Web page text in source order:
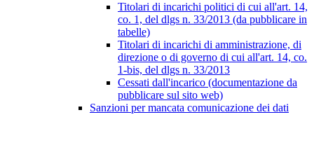
Titolari di incarichi politici di cui all'art. 14,
co. 1, del dlgs n. 33/2013 (da pubblicare in
tabelle)
Titolari di incarichi di amministrazione, di
direzione o di governo di cui all'art. 14, co.
1-bis, del dlgs n. 33/2013
Cessati dall'incarico (documentazione da
pubblicare sul sito web)
Sanzioni per mancata comunicazione dei dati